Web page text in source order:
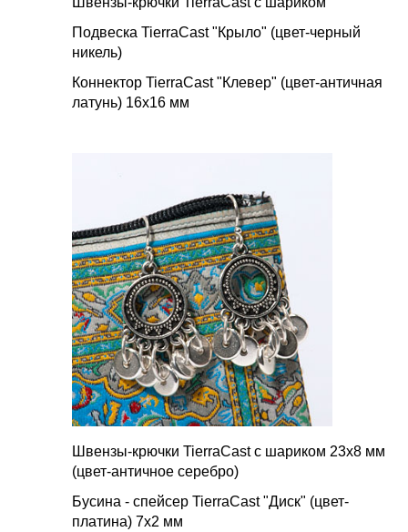
Подвеска TierraCast "Крыло" (цвет-черный
никель)
Коннектор TierraCast "Клевер" (цвет-античная
латунь) 16х16 мм
Швензы-крючки TierraCast с шариком 23х8 мм
(цвет-античное серебро)
Бусина - спейсер TierraCast "Диск" (цвет-
платина) 7х2 мм